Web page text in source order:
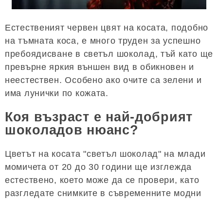
Естественият червен цвят на косата, подобно
на тъмната коса, е много труден за успешно
пребоядисване в светъл шоколад, тъй като ще
превърне яркия външен вид в обикновен и
неестествен. Особено ако очите са зелени и
има лунички по кожата.
Коя възраст е най-добрият
шоколадов нюанс?
Цветът на косата "светъл шоколад" на млади
момичета от 20 до 30 години ще изглежда
естествено, което може да се провери, като
разгледате снимките в съвременните модни